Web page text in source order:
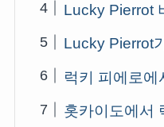
Lucky Pierrot
Lucky Pierrot
럭키 피에로
홋카이도에서